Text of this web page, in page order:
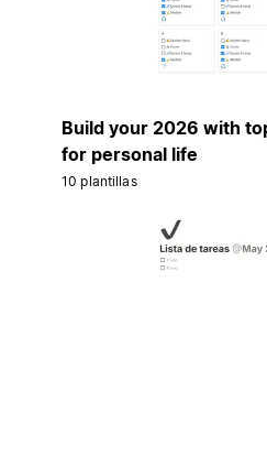
Build your 2026 with
for personal life
10 plantillas